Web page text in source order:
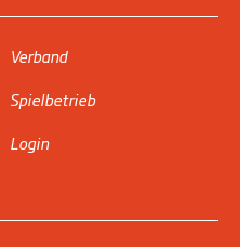
Verband
Spielbetrieb
Login